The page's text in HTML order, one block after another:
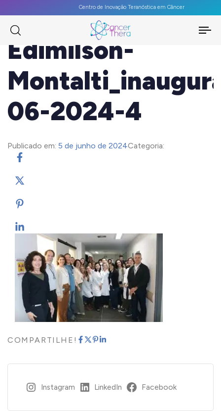
Centro de Inovação Teranóstica em Câncer
Edimilson-
06-2024-4
Publicado em: 5 de junho de 2024Categoria:
COMPARTILHE!
Instagram LinkedIn Facebook